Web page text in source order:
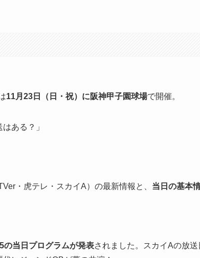
11月23日（日・祝） に阪神甲子園球場で開催。
ある？」
・虎テレ・スカイA）の最新情報と、 当日の基本
の当日プログラムが発表されました。スカイAの放送